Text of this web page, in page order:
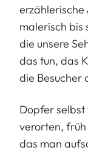
erzählerische
malerisch bis
die unsere
das tun, das
die Besucher
Dopfer selbst
verorten,
das man